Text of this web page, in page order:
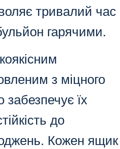
тривалий час
гарячими.
з міцного
забезпечує їх
до
Кожен ящик